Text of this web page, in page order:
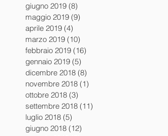
giugno 2019 (8)
maggio 2019 (9)
aprile 2019 (4)
marzo 2019 (10)
febbraio 2019 (16)
gennaio 2019 (5)
dicembre 2018 (8)
novembre 2018 (1)
ottobre 2018 (3)
settembre 2018 (11)
luglio 2018 (5)
giugno 2018 (12)